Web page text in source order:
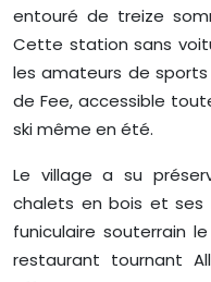
entouré de treize
Cette station sans
les amateurs de sports
de Fee, accessible
ski même en été.
Le village a su
chalets en bois et ses
funiculaire souterrain
restaurant tournant